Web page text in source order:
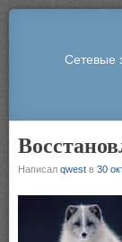
Сетевые
Написал qwest в 30